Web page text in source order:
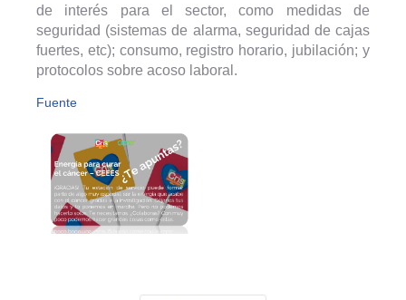
de interés para el sector, como medidas de
seguridad (sistemas de alarma, seguridad de cajas
fuertes, etc); consumo, registro horario, jubilación; y
protocolos sobre acoso laboral.
Fuente